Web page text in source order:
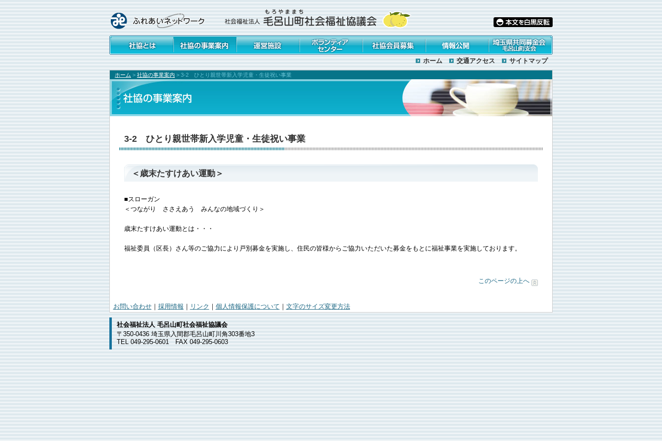
情報公開
埼玉県共同募金会毛呂
山町支会
ホーム 交通アクセス サイトマップ
ホーム > 社協の事業案内 > 3-2 ひとり親世帯新入学児童・生徒祝い事業
3-2 ひとり親世帯新入学児童・生徒祝い事業
＜歳末たすけあい運動＞
■スローガン
＜つながり ささえあう みんなの地域づくり＞
歳末たすけあい運動とは・・・
福祉委員（区長）さん等のご協力により戸別募金を実施し、住民の皆様からご協力いただいた募金をもとに福祉事業を実施しております。
このページの上へ
お問い合わせ｜ 採用情報 ｜ リンク ｜ 個人情報保護について ｜ 文字のサイズ変更方法
社会福祉法人 毛呂山町社会福祉協議会
〒350-0436 埼玉県入間郡毛呂山町川角303番地3
TEL 049-295-0601 FAX 049-295-0603